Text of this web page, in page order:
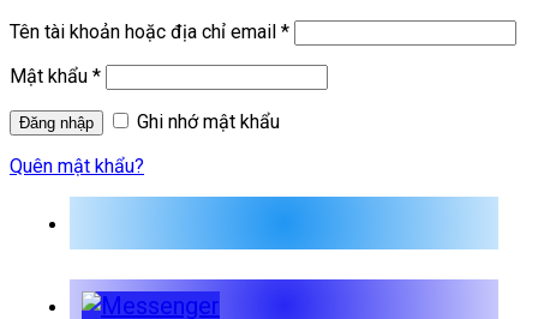
Tên tài khoản hoặc địa chỉ email *
Mật khẩu *
Ghi nhớ mật khẩu
Quên mật khẩu?